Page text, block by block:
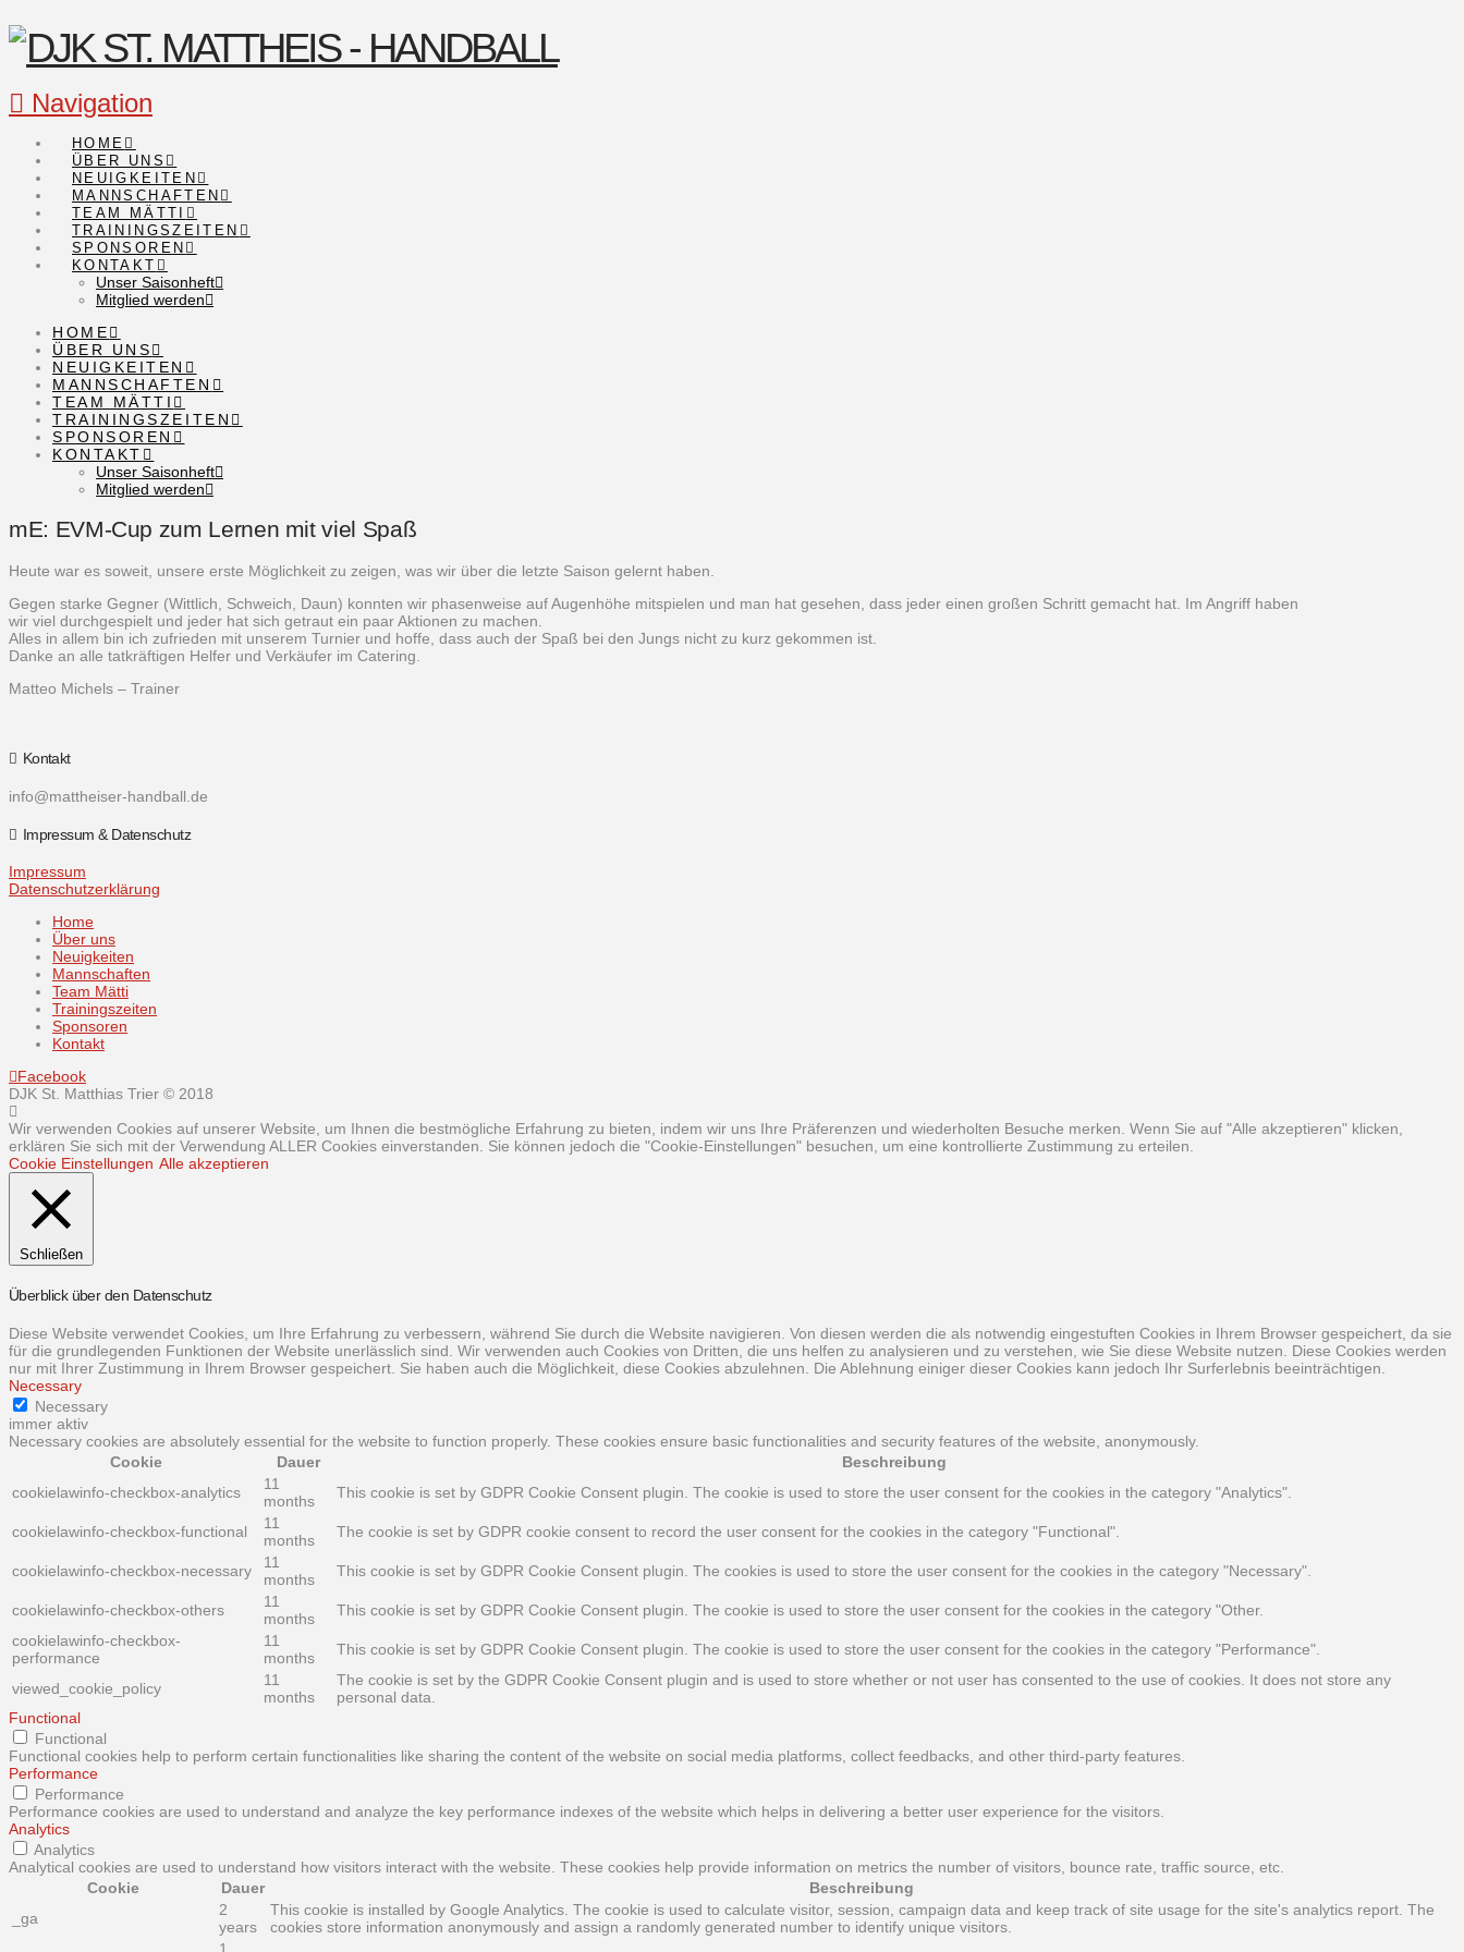
Navigation
HOME
ÜBER UNS
NEUIGKEITEN
MANNSCHAFTEN
TEAM MÄTTI
TRAININGSZEITEN
SPONSOREN
KONTAKT
Unser Saisonheft
Mitglied werden
HOME
ÜBER UNS
NEUIGKEITEN
MANNSCHAFTEN
TEAM MÄTTI
TRAININGSZEITEN
SPONSOREN
KONTAKT
Unser Saisonheft
Mitglied werden
mE: EVM-Cup zum Lernen mit viel Spaß
Heute war es soweit, unsere erste Möglichkeit zu zeigen, was wir über die letzte Saison gelernt haben.
Gegen starke Gegner (Wittlich, Schweich, Daun) konnten wir phasenweise auf Augenhöhe mitspielen und man hat gesehen, dass jeder einen großen Schritt gemacht hat. Im Angriff haben
wir viel durchgespielt und jeder hat sich getraut ein paar Aktionen zu machen.
Alles in allem bin ich zufrieden mit unserem Turnier und hoffe, dass auch der Spaß bei den Jungs nicht zu kurz gekommen ist.
Danke an alle tatkräftigen Helfer und Verkäufer im Catering.
Matteo Michels – Trainer
Kontakt
info@mattheiser-handball.de
Impressum & Datenschutz
Impressum
Datenschutzerklärung
Home
Über uns
Neuigkeiten
Mannschaften
Team Mätti
Trainingszeiten
Sponsoren
Kontakt
Facebook
DJK St. Matthias Trier © 2018
Wir verwenden Cookies auf unserer Website, um Ihnen die bestmögliche Erfahrung zu bieten, indem wir uns Ihre Präferenzen und wiederholten Besuche merken. Wenn Sie auf "Alle akzeptieren" klicken,
erklären Sie sich mit der Verwendung ALLER Cookies einverstanden. Sie können jedoch die "Cookie-Einstellungen" besuchen, um eine kontrollierte Zustimmung zu erteilen.
Cookie Einstellungen Alle akzeptieren
Schließen
Überblick über den Datenschutz
Diese Website verwendet Cookies, um Ihre Erfahrung zu verbessern, während Sie durch die Website navigieren. Von diesen werden die als notwendig eingestuften Cookies in Ihrem Browser gespeichert, da sie
für die grundlegenden Funktionen der Website unerlässlich sind. Wir verwenden auch Cookies von Dritten, die uns helfen zu analysieren und zu verstehen, wie Sie diese Website nutzen. Diese Cookies werden
nur mit Ihrer Zustimmung in Ihrem Browser gespeichert. Sie haben auch die Möglichkeit, diese Cookies abzulehnen. Die Ablehnung einiger dieser Cookies kann jedoch Ihr Surferlebnis beeinträchtigen.
Necessary
Necessary
immer aktiv
Necessary cookies are absolutely essential for the website to function properly. These cookies ensure basic functionalities and security features of the website, anonymously.
Cookie
Dauer
Beschreibung
cookielawinfo-checkbox-analytics
11
months
This cookie is set by GDPR Cookie Consent plugin. The cookie is used to store the user consent for the cookies in the category "Analytics".
cookielawinfo-checkbox-functional
11
months
The cookie is set by GDPR cookie consent to record the user consent for the cookies in the category "Functional".
cookielawinfo-checkbox-necessary
11
months
This cookie is set by GDPR Cookie Consent plugin. The cookies is used to store the user consent for the cookies in the category "Necessary".
cookielawinfo-checkbox-others
11
months
This cookie is set by GDPR Cookie Consent plugin. The cookie is used to store the user consent for the cookies in the category "Other.
cookielawinfo-checkbox-
performance
11
months
This cookie is set by GDPR Cookie Consent plugin. The cookie is used to store the user consent for the cookies in the category "Performance".
viewed_cookie_policy
11
months
The cookie is set by the GDPR Cookie Consent plugin and is used to store whether or not user has consented to the use of cookies. It does not store any
personal data.
Functional
Functional
Functional cookies help to perform certain functionalities like sharing the content of the website on social media platforms, collect feedbacks, and other third-party features.
Performance
Performance
Performance cookies are used to understand and analyze the key performance indexes of the website which helps in delivering a better user experience for the visitors.
Analytics
Analytics
Analytical cookies are used to understand how visitors interact with the website. These cookies help provide information on metrics the number of visitors, bounce rate, traffic source, etc.
Cookie
Dauer
Beschreibung
_ga
2
years
This cookie is installed by Google Analytics. The cookie is used to calculate visitor, session, campaign data and keep track of site usage for the site's analytics report. The
cookies store information anonymously and assign a randomly generated number to identify unique visitors.
1